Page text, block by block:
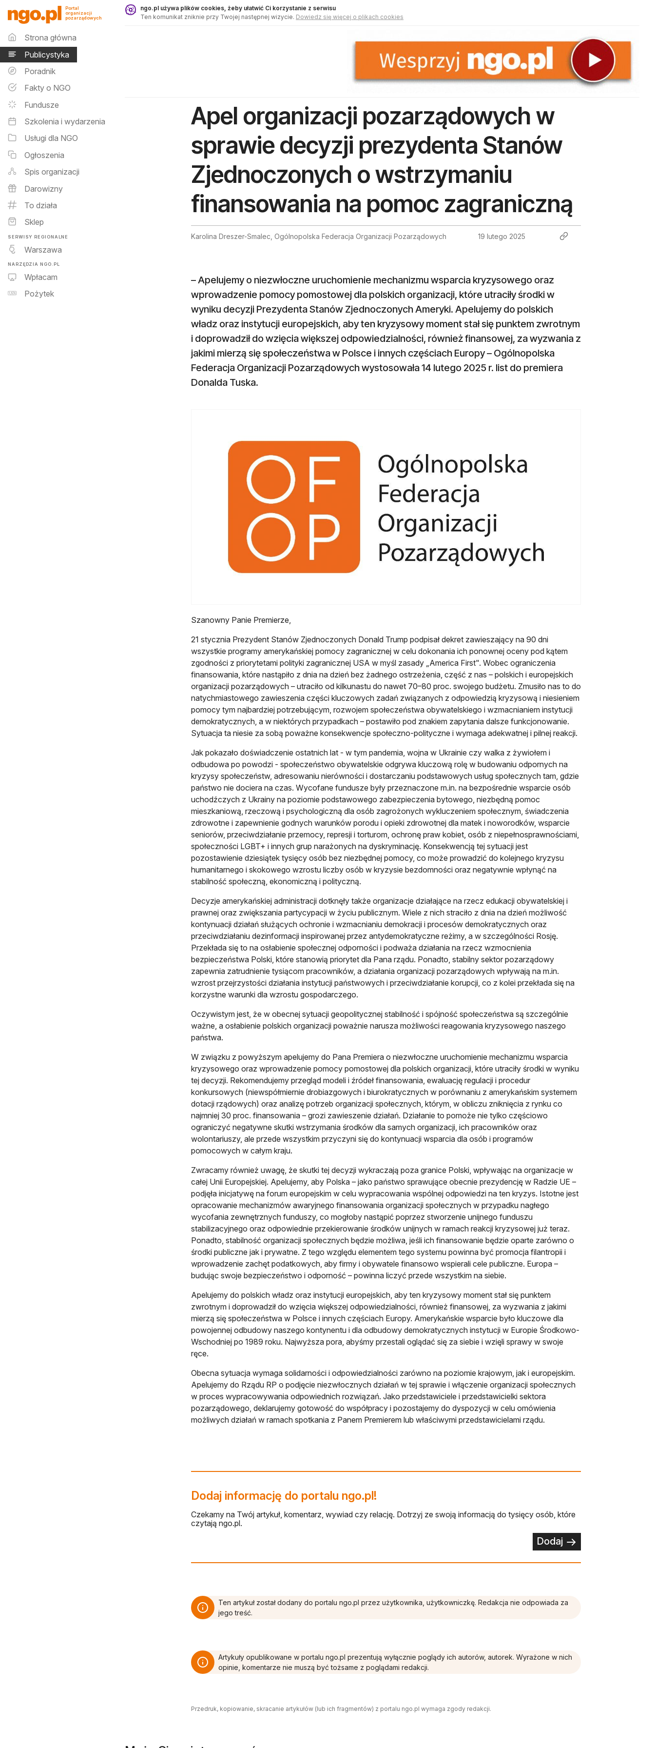
Publicystyka - ngo.pl
Portal
organizacji
pozarządowych
Menu główne
Strona główna
Publicystyka
Poradnik
Fakty o NGO
Fundusze
Szkolenia i wydarzenia
Usługi dla NGO
Ogłoszenia
Spis organizacji
Darowizny
To działa
Sklep
SERWISY REGIONALNE
Warszawa
NARZĘDZIA NGO.PL
Wpłacam
Pożytek
ngo.pl używa plików cookies, żeby ułatwić Ci korzystanie z serwisu
Ten komunikat zniknie przy Twojej następnej wizycie. Dowiedz się więcej o plikach cookies
Apel organizacji pozarządowych w
sprawie decyzji prezydenta Stanów
Zjednoczonych o wstrzymaniu
finansowania na pomoc zagraniczną
Karolina Dreszer-Smalec, Ogólnopolska Federacja Organizacji Pozarządowych 19 lutego 2025
– Apelujemy o niezwłoczne uruchomienie mechanizmu wsparcia kryzysowego oraz
wprowadzenie pomocy pomostowej dla polskich organizacji, które utraciły środki w
wyniku decyzji Prezydenta Stanów Zjednoczonych Ameryki. Apelujemy do polskich
władz oraz instytucji europejskich, aby ten kryzysowy moment stał się punktem zwrotnym
i doprowadził do wzięcia większej odpowiedzialności, również finansowej, za wyzwania z
jakimi mierzą się społeczeństwa w Polsce i innych częściach Europy – Ogólnopolska
Federacja Organizacji Pozarządowych wystosowała 14 lutego 2025 r. list do premiera
Donalda Tuska.
Szanowny Panie Premierze,
21 stycznia Prezydent Stanów Zjednoczonych Donald Trump podpisał dekret zawieszający na 90 dni
wszystkie programy amerykańskiej pomocy zagranicznej w celu dokonania ich ponownej oceny pod kątem
zgodności z priorytetami polityki zagranicznej USA w myśl zasady „America First". Wobec ograniczenia
finansowania, które nastąpiło z dnia na dzień bez żadnego ostrzeżenia, część z nas – polskich i europejskich
organizacji pozarządowych – utraciło od kilkunastu do nawet 70–80 proc. swojego budżetu. Zmusiło nas to do
natychmiastowego zawieszenia części kluczowych zadań związanych z odpowiedzią kryzysową i niesieniem
pomocy tym najbardziej potrzebującym, rozwojem społeczeństwa obywatelskiego i wzmacnianiem instytucji
demokratycznych, a w niektórych przypadkach – postawiło pod znakiem zapytania dalsze funkcjonowanie.
Sytuacja ta niesie za sobą poważne konsekwencje społeczno-polityczne i wymaga adekwatnej i pilnej reakcji.
Jak pokazało doświadczenie ostatnich lat - w tym pandemia, wojna w Ukrainie czy walka z żywiołem i
odbudowa po powodzi - społeczeństwo obywatelskie odgrywa kluczową rolę w budowaniu odpornych na
kryzysy społeczeństw, adresowaniu nierówności i dostarczaniu podstawowych usług społecznych tam, gdzie
państwo nie dociera na czas. Wycofane fundusze były przeznaczone m.in. na bezpośrednie wsparcie osób
uchodźczych z Ukrainy na poziomie podstawowego zabezpieczenia bytowego, niezbędną pomoc
mieszkaniową, rzeczową i psychologiczną dla osób zagrożonych wykluczeniem społecznym, świadczenia
zdrowotne i zapewnienie godnych warunków porodu i opieki zdrowotnej dla matek i noworodków, wsparcie
seniorów, przeciwdziałanie przemocy, represji i torturom, ochronę praw kobiet, osób z niepełnosprawnościami,
społeczności LGBT+ i innych grup narażonych na dyskryminację. Konsekwencją tej sytuacji jest
pozostawienie dziesiątek tysięcy osób bez niezbędnej pomocy, co może prowadzić do kolejnego kryzysu
humanitarnego i skokowego wzrostu liczby osób w kryzysie bezdomności oraz negatywnie wpłynąć na
stabilność społeczną, ekonomiczną i polityczną.
Decyzje amerykańskiej administracji dotknęły także organizacje działające na rzecz edukacji obywatelskiej i
prawnej oraz zwiększania partycypacji w życiu publicznym. Wiele z nich straciło z dnia na dzień możliwość
kontynuacji działań służących ochronie i wzmacnianiu demokracji i procesów demokratycznych oraz
przeciwdziałaniu dezinformacji inspirowanej przez antydemokratyczne reżimy, a w szczególności Rosję.
Przekłada się to na osłabienie społecznej odporności i podważa działania na rzecz wzmocnienia
bezpieczeństwa Polski, które stanowią priorytet dla Pana rządu. Ponadto, stabilny sektor pozarządowy
zapewnia zatrudnienie tysiącom pracowników, a działania organizacji pozarządowych wpływają na m.in.
wzrost przejrzystości działania instytucji państwowych i przeciwdziałanie korupcji, co z kolei przekłada się na
korzystne warunki dla wzrostu gospodarczego.
Oczywistym jest, że w obecnej sytuacji geopolitycznej stabilność i spójność społeczeństwa są szczególnie
ważne, a osłabienie polskich organizacji poważnie narusza możliwości reagowania kryzysowego naszego
państwa.
W związku z powyższym apelujemy do Pana Premiera o niezwłoczne uruchomienie mechanizmu wsparcia
kryzysowego oraz wprowadzenie pomocy pomostowej dla polskich organizacji, które utraciły środki w wyniku
tej decyzji. Rekomendujemy przegląd modeli i źródeł finansowania, ewaluację regulacji i procedur
konkursowych (niewspółmiernie drobiazgowych i biurokratycznych w porównaniu z amerykańskim systemem
dotacji rządowych) oraz analizę potrzeb organizacji społecznych, którym, w obliczu zniknięcia z rynku co
najmniej 30 proc. finansowania – grozi zawieszenie działań. Działanie to pomoże nie tylko częściowo
ograniczyć negatywne skutki wstrzymania środków dla samych organizacji, ich pracowników oraz
wolontariuszy, ale przede wszystkim przyczyni się do kontynuacji wsparcia dla osób i programów
pomocowych w całym kraju.
Zwracamy również uwagę, że skutki tej decyzji wykraczają poza granice Polski, wpływając na organizacje w
całej Unii Europejskiej. Apelujemy, aby Polska – jako państwo sprawujące obecnie prezydencję w Radzie UE –
podjęła inicjatywę na forum europejskim w celu wypracowania wspólnej odpowiedzi na ten kryzys. Istotne jest
opracowanie mechanizmów awaryjnego finansowania organizacji społecznych w przypadku nagłego
wycofania zewnętrznych funduszy, co mogłoby nastąpić poprzez stworzenie unijnego funduszu
stabilizacyjnego oraz odpowiednie przekierowanie środków unijnych w ramach reakcji kryzysowej już teraz.
Ponadto, stabilność organizacji społecznych będzie możliwa, jeśli ich finansowanie będzie oparte zarówno o
środki publiczne jak i prywatne. Z tego względu elementem tego systemu powinna być promocja filantropii i
wprowadzenie zachęt podatkowych, aby firmy i obywatele finansowo wspierali cele publiczne. Europa –
budując swoje bezpieczeństwo i odporność – powinna liczyć przede wszystkim na siebie.
Apelujemy do polskich władz oraz instytucji europejskich, aby ten kryzysowy moment stał się punktem
zwrotnym i doprowadził do wzięcia większej odpowiedzialności, również finansowej, za wyzwania z jakimi
mierzą się społeczeństwa w Polsce i innych częściach Europy. Amerykańskie wsparcie było kluczowe dla
powojennej odbudowy naszego kontynentu i dla odbudowy demokratycznych instytucji w Europie Środkowo-
Wschodniej po 1989 roku. Najwyższa pora, abyśmy przestali oglądać się za siebie i wzięli sprawy w swoje
ręce.
Obecna sytuacja wymaga solidarności i odpowiedzialności zarówno na poziomie krajowym, jak i europejskim.
Apelujemy do Rządu RP o podjęcie niezwłocznych działań w tej sprawie i włączenie organizacji społecznych
w proces wypracowywania odpowiednich rozwiązań. Jako przedstawiciele i przedstawicielki sektora
pozarządowego, deklarujemy gotowość do współpracy i pozostajemy do dyspozycji w celu omówienia
możliwych działań w ramach spotkania z Panem Premierem lub właściwymi przedstawicielami rządu.
Dodaj informację do portalu ngo.pl!
Czekamy na Twój artykuł, komentarz, wywiad czy relację. Dotrzyj ze swoją informacją do tysięcy osób, które
czytają ngo.pl.
Dodaj
Ten artykuł został dodany do portalu ngo.pl przez użytkownika, użytkowniczkę. Redakcja nie odpowiada za
jego treść.
Artykuły opublikowane w portalu ngo.pl prezentują wyłącznie poglądy ich autorów, autorek. Wyrażone w nich
opinie, komentarze nie muszą być tożsame z poglądami redakcji.
Przedruk, kopiowanie, skracanie artykułów (lub ich fragmentów) z portalu ngo.pl wymaga zgody redakcji.